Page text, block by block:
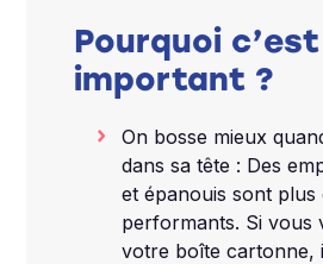
Pourquoi c’est
important ?
On bosse mieux
dans sa tête : Des
et épanouis sont
performants. Si vous
votre boîte cartonne,